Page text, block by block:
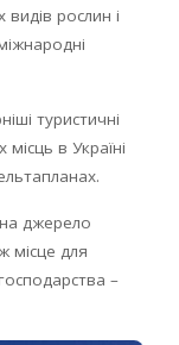
рослин і
туристичні
в Україні
джерело
місце для
–